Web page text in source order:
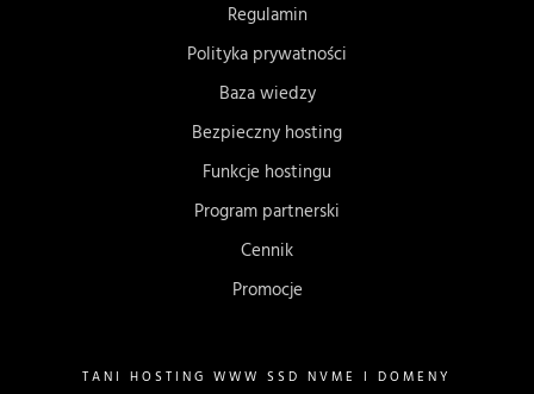
Regulamin
Polityka prywatności
Baza wiedzy
Bezpieczny hosting
Funkcje hostingu
Program partnerski
Cennik
Promocje
TANI HOSTING WWW SSD NVME I DOMENY